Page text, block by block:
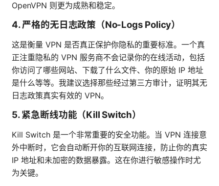
OpenVPN 则更为成熟和稳定。
4. 严格的无日志政策（No-Logs Policy）
这是衡量 VPN 是否真正保护你隐私的重要标准。一个真
正注重隐私的 VPN 服务商不会记录你的在线活动，包括
你访问了哪些网站、下载了什么文件、你的原始 IP 地址
是什么等等。我建议选择那些经过第三方审计，证明其无
日志政策真实有效的 VPN。
5. 紧急断线功能（Kill Switch）
Kill Switch 是一个非常重要的安全功能。当 VPN 连接意
外中断时，它会自动断开你的互联网连接，防止你的真实
IP 地址和未加密的数据暴露。这在你进行敏感操作时尤
为关键。